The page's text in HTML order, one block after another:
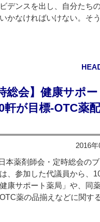
デンスを出し、自分たち
かなければいけない。そ
総会】健康サポ
軒が目標‐OTC薬
2016
本薬剤師会・定時総会の
、参加した代議員から、
康サポート薬局」や、同
薬の品揃えなどに関す